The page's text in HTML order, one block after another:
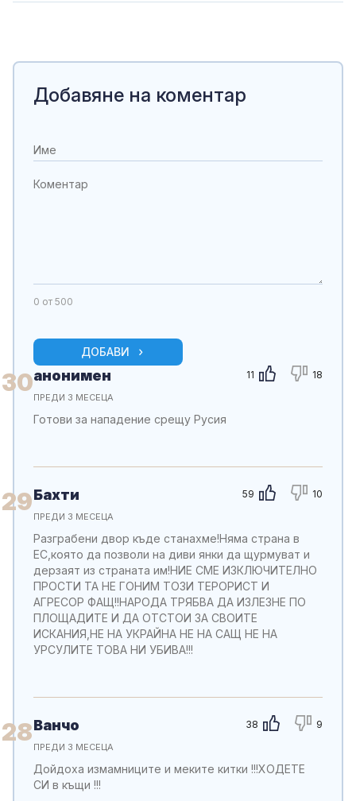
Добавяне на коментар
0 от 500
ДОБАВИ
30 11 18
анонимен
ПРЕДИ 3 МЕСЕЦА
Готови за нападение срещу Русия
29 59 10
Бахти
ПРЕДИ 3 МЕСЕЦА
Разграбени двор къде станахме!Няма страна в
ЕС,която да позволи на диви янки да щурмуват и
дерзаят из страната им!НИЕ СМЕ ИЗКЛЮЧИТЕЛНО
ПРОСТИ ТА НЕ ГОНИМ ТОЗИ ТЕРОРИСТ И
АГРЕСОР ФАЩ!!НАРОДА ТРЯБВА ДА ИЗЛЕЗНЕ ПО
ПЛОЩАДИТЕ И ДА ОТСТОИ ЗА СВОИТЕ
ИСКАНИЯ,НЕ НА УКРАЙНА НЕ НА САЩ НЕ НА
УРСУЛИТЕ ТОВА НИ УБИВА!!!
28 38 9
Ванчо
ПРЕДИ 3 МЕСЕЦА
Дойдоха измамниците и меките китки !!!ХОДЕТЕ
СИ в къщи !!!